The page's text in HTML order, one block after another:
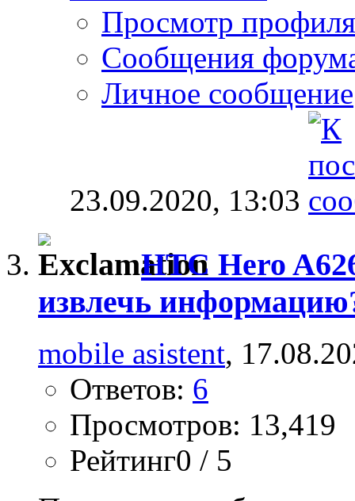
Просмотр профиля
Сообщения
Личное сообщение
23.09.2020, 13:03
HTC Hero
извлечь
mobile asistent,
Ответов: 6
Просмотров: 13,419
Рейтинг0 / 5